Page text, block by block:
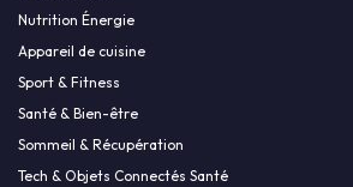
Nutrition Énergie
Appareil de cuisine
Sport & Fitness
Santé & Bien-être
Sommeil & Récupération
Tech & Objets Connectés Santé